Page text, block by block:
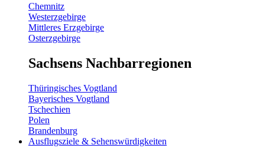
Chemnitz
Westerzgebirge
Mittleres Erzgebirge
Osterzgebirge
Sachsens Nachbarregionen
Thüringisches Vogtland
Bayerisches Vogtland
Tschechien
Polen
Brandenburg
Ausflugsziele & Sehenswürdigkeiten